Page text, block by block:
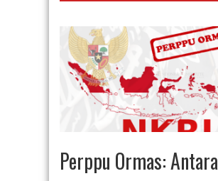
Perppu Ormas: Antara